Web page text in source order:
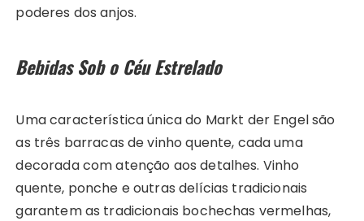
poderes dos anjos.
Bebidas Sob o Céu Estrelado
Uma característica única do Markt der Engel são
as três barracas de vinho quente, cada uma
decorada com atenção aos detalhes. Vinho
quente, ponche e outras delícias tradicionais
garantem as tradicionais bochechas vermelhas,